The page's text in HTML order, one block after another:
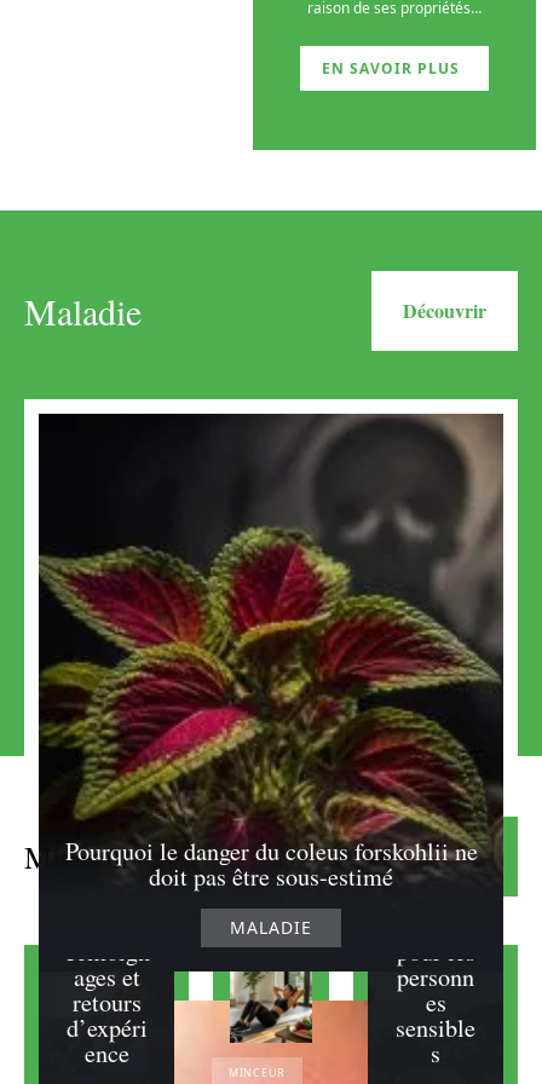
raison de ses propriétés…
EN SAVOIR PLUS
Maladie Découvrir
Pourquoi le danger du coleus forskohlii ne
doit pas être sous-estimé
MALADIE
Minceur Lire la suite
L’avis de
la
protéine
whey
pour
maigrir
Témoign
ages et
retours
d’expéri
ence
MINCEUR
Les
aliments
à éviter
avec
l’histam
pour les
personn
es
sensible
s